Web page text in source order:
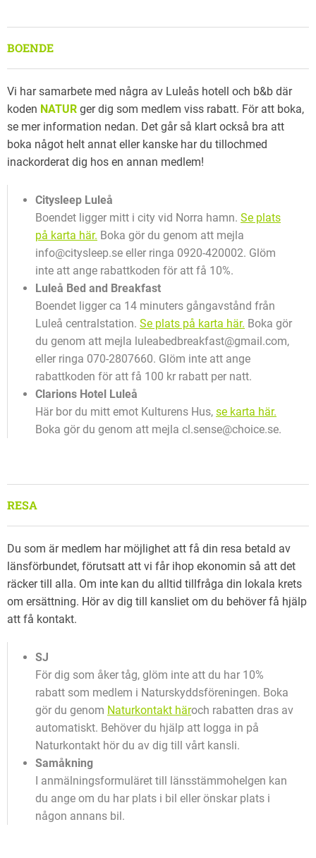
BOENDE
Vi har samarbete med några av Luleås hotell och b&b där
koden NATUR ger dig som medlem viss rabatt. För att boka,
se mer information nedan. Det går så klart också bra att
boka något helt annat eller kanske har du tillochmed
inackorderat dig hos en annan medlem!
Citysleep Luleå
Boendet ligger mitt i city vid Norra hamn. Se plats
på karta här. Boka gör du genom att mejla
info@citysleep.se eller ringa 0920-420002. Glöm
inte att ange rabattkoden för att få 10%.
Luleå Bed and Breakfast
Boendet ligger ca 14 minuters gångavstånd från
Luleå centralstation. Se plats på karta här. Boka gör
du genom att mejla luleabedbreakfast@gmail.com,
eller ringa 070-2807660. Glöm inte att ange
rabattkoden för att få 100 kr rabatt per natt.
Clarions Hotel Luleå
Här bor du mitt emot Kulturens Hus, se karta här.
Boka gör du genom att mejla cl.sense@choice.se.
RESA
Du som är medlem har möjlighet att få din resa betald av
länsförbundet, förutsatt att vi får ihop ekonomin så att det
räcker till alla. Om inte kan du alltid tillfråga din lokala krets
om ersättning. Hör av dig till kansliet om du behöver få hjälp
att få kontakt.
SJ
För dig som åker tåg, glöm inte att du har 10%
rabatt som medlem i Naturskyddsföreningen. Boka
gör du genom Naturkontakt häroch rabatten dras av
automatiskt. Behöver du hjälp att logga in på
Naturkontakt hör du av dig till vårt kansli.
Samåkning
I anmälningsformuläret till länsstämmohelgen kan
du ange om du har plats i bil eller önskar plats i
någon annans bil.